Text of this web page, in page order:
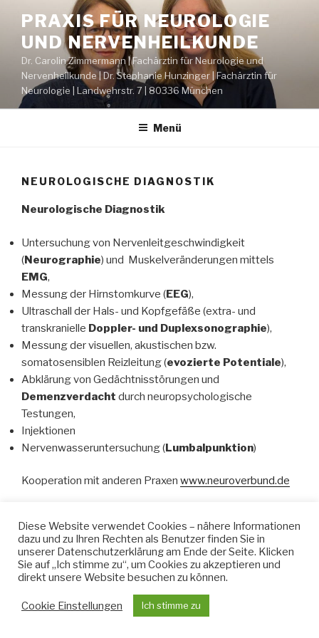
Inhalt
springen
PRAXIS FÜR NEUROLOGIE
UND NERVENHEILKUNDE
Dr. Carolin Zimmermann | Fachärztin für Neurologie und
Nervenheilkunde | Dr. Stephanie Hunzinger | Fachärztin für
Neurologie | Landwehrstr. 7 | 80336 München
Menü
NEUROLOGISCHE DIAGNOSTIK
Neurologische Diagnostik
Untersuchung von Nervenleitgeschwindigkeit
(Neurographie) und Muskelveränderungen mittels
EMG,
Messung der Hirnstomkurve (EEG),
Ultraschall der Hals- und Kopfgefäße (extra- und
transkranielle Doppler- und Duplexsonographie),
Messung der visuellen, akustischen bzw.
somatosensiblen Reizleitung (evozierte Potentiale),
Abklärung von Gedächtnisstörungen und
Demenzverdacht durch neuropsychologische
Testungen,
Injektionen
Nervenwasseruntersuchung (Lumbalpunktion)
Kooperation mit anderen Praxen www.neuroverbund.de
Diese Website verwendet Cookies – nähere Informationen
dazu und zu Ihren Rechten als Benutzer finden Sie in
unserer Datenschutzerklärung am Ende der Seite. Klicken
Sie auf „Ich stimme zu“, um Cookies zu akzeptieren und
direkt unsere Website besuchen zu können.
Cookie Einstellungen Ich stimme zu